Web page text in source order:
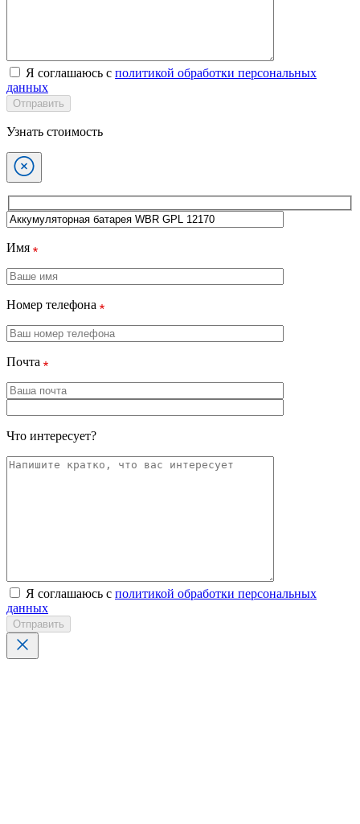
Я соглашаюсь с политикой обработки персональных
данных
Отправить
Узнать стоимость
Имя
Номер телефона
Почта
Что интересует?
Я соглашаюсь с политикой обработки персональных
данных
Отправить